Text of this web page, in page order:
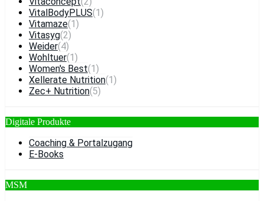
VitalBodyPLUS(1)
Vitamaze(1)
Vitasyg(2)
Weider(4)
Wohltuer(1)
Women's Best(1)
Xellerate Nutrition(1)
Zec+ Nutrition(5)
Digitale Produkte
Coaching & Portalzugang
E-Books
MSM